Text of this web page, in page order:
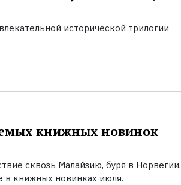
исторической трилогии
книжных новинок
сквозь Малайзию, буря в Норвегии,
в книжных новинках июля.